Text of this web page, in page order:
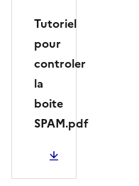
Tutoriel
pour
controler
la
boite
SPAM.pdf
PDF - 305.48 Ko